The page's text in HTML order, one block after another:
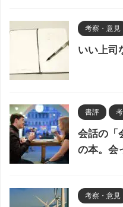
考察・意見
いい上司
書評
会話の「
の本。会
考察・意見